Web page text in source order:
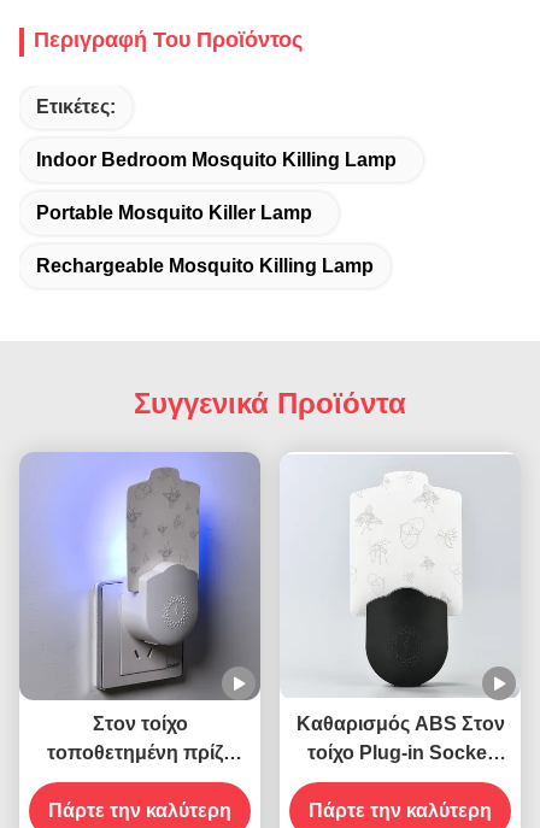
Περιγραφή Του Προϊόντος
Ετικέτες:
Indoor Bedroom Mosquito Killing Lamp
Portable Mosquito Killer Lamp
Rechargeable Mosquito Killing Lamp
Συγγενικά Προϊόντα
Στον τοίχο
τοποθετημένη πρίζα
ηλεκτρική 395 ΝΜ UV
φονικό κουνούπι
Πάρτε την καλύτερη
Καθαρισμός ABS Στον
τοίχο Plug-in Socket
Ηλεκτρική 395 NM UV
Φωτοβολταϊκό Φόνου
Πάρτε την καλύτερη